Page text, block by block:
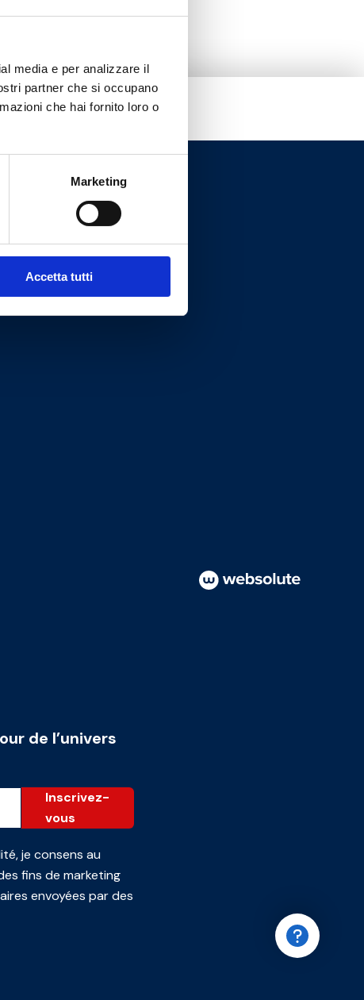
media e per analizzare il
partner che si occupano
che hai fornito loro o
Marketing
Accetta tutti
de l’univers
Inscrivez-
vous
, je consens au
fins de marketing
envoyées par des